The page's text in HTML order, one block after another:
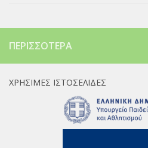
ΠΕΡΙΣΣΌΤΕΡΑ
ΧΡΉΣΙΜΕΣ ΙΣΤΟΣΕΛΊΔΕΣ